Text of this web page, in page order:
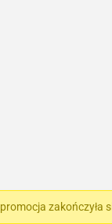
zakończyła